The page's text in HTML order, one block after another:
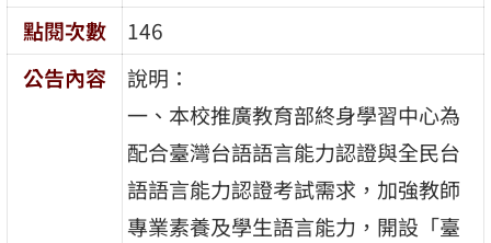
點閱次數
146
公告內容
說明：
一、本校推廣教育部終身學習中心為
配合臺灣台語語言能力認證與全民台
語語言能力認證考試需求，加強教師
專業素養及學生語言能力，開設「臺